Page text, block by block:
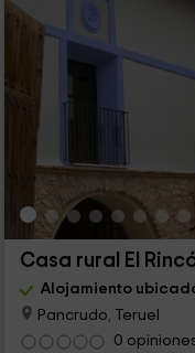
Casa rural El
Alojamiento
Pancrudo, Teruel
0